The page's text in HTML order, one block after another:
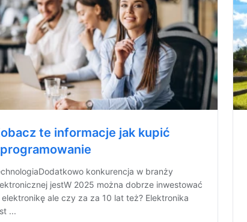
te informacje jak kupić
konkurencja w branży
jestW 2025 można dobrze inwestować
ale czy za za 10 lat też? Elektronika
...